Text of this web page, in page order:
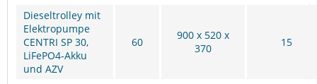
Dieseltrolley mit
Elektropumpe
CENTRI SP 30,
LiFePO4-Akku
und AZV
60
900 x 520 x
370
15